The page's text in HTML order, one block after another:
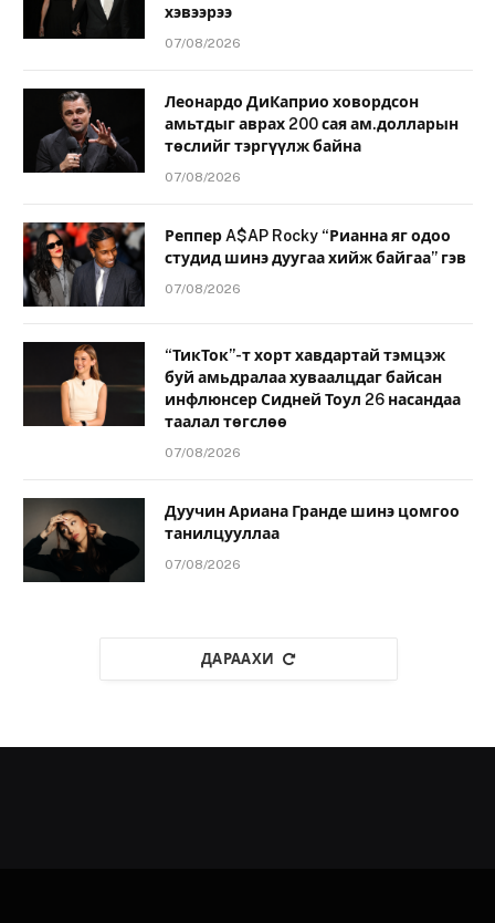
хэвээрээ
07/08/2026
Леонардо ДиКаприо ховордсон
амьтдыг аврах 200 сая ам.долларын
төслийг тэргүүлж байна
07/08/2026
Реппер A$AP Rocky “Рианна яг одоо
студид шинэ дуугаа хийж байгаа” гэв
07/08/2026
“ТикТок”-т хорт хавдартай тэмцэж
буй амьдралаа хуваалцдаг байсан
инфлюнсер Сидней Тоул 26 насандаа
таалал төгслөө
07/08/2026
Дуучин Ариана Гранде шинэ цомгоо
танилцууллаа
07/08/2026
ДАРААХИ